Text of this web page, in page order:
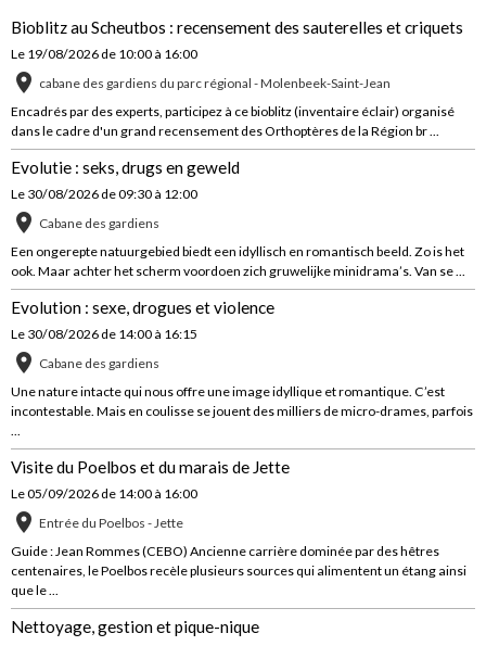
Bioblitz au Scheutbos : recensement des sauterelles et criquets
Le 19/08/2026de 10:00 à 16:00
cabane des gardiens du parc régional - Molenbeek-Saint-Jean
Encadrés par des experts, participez à ce bioblitz (inventaire éclair) organisé
dans le cadre d'un grand recensement des Orthoptères de la Région br ...
Evolutie : seks, drugs en geweld
Le 30/08/2026de 09:30 à 12:00
Cabane des gardiens
Een ongerepte natuurgebied biedt een idyllisch en romantisch beeld. Zo is het
ook. Maar achter het scherm voordoen zich gruwelijke minidrama’s. Van se ...
Evolution : sexe, drogues et violence
Le 30/08/2026de 14:00 à 16:15
Cabane des gardiens
Une nature intacte qui nous offre une image idyllique et romantique. C’est
incontestable. Mais en coulisse se jouent des milliers de micro-drames, parfois
...
Visite du Poelbos et du marais de Jette
Le 05/09/2026de 14:00 à 16:00
Entrée du Poelbos - Jette
Guide : Jean Rommes (CEBO) Ancienne carrière dominée par des hêtres
centenaires, le Poelbos recèle plusieurs sources qui alimentent un étang ainsi
que le ...
Nettoyage, gestion et pique-nique